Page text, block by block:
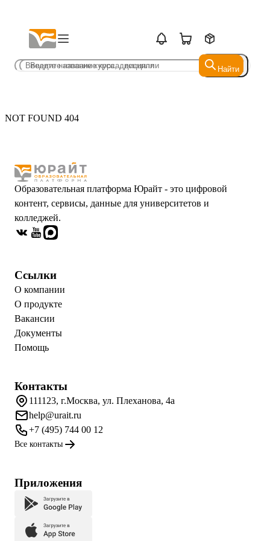
Найти
Найти
NOT FOUND 404
Образовательная платформа Юрайт - это цифровой
контент, сервисы, данные для университетов и
колледжей.
Ссылки
О компании
О продукте
Вакансии
Документы
Помощь
Контакты
111123, г.Москва, ул. Плеханова, 4а
help@urait.ru
+7 (495) 744 00 12
Все контакты
Приложения